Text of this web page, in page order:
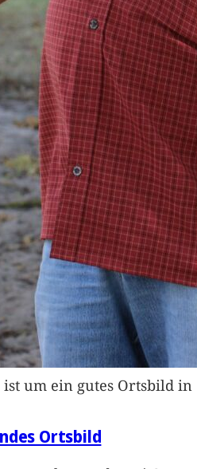
um ein gutes Ortsbild
Ortsbild